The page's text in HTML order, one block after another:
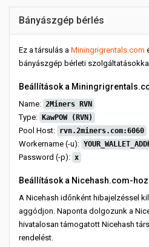
Bányászgép bérlés
Ez a társulás a Miningrigrentals.com
bányászgép bérleti
Beállítások a
Name: 2Miners RVN
Type: KawPOW (RVN)
Pool Host: rvn.2miners.com:6060
Workername (-u):
Password (-p): x
Beállítások a Nicehash.com-
A Nicehash időnként hibajelzéssel
aggódjon. Naponta dolgozunk a
hivatalosan támogatott Nicehash
rendelést.